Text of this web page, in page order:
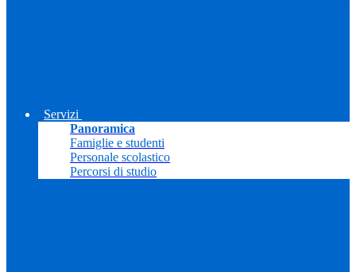
Servizi
Panoramica
Famiglie e studenti
Personale scolastico
Percorsi di studio